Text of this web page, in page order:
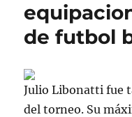
de futbol
Julio Libonatti fue
del torneo. Su